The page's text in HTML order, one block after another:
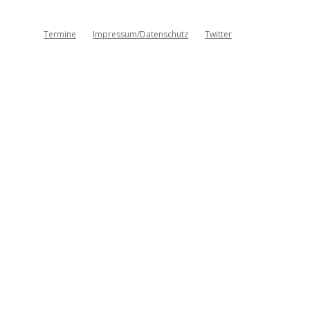
Termine Impressum/Datenschutz Twitter